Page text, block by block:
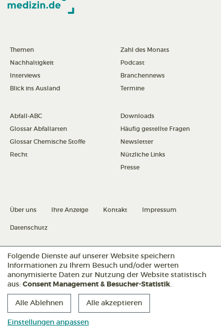
Themen
Nachhaltigkeit
Interviews
Blick ins Ausland
Zahl des Monats
Podcast
Branchennews
Termine
Abfall-ABC
Glossar Abfallarten
Glossar Chemische Stoffe
Recht
Downloads
Häufig gestellte Fragen
Newsletter
Nützliche Links
Presse
Über uns Ihre Anzeige Kontakt Impressum
Datenschutz
Datenschutz konfigurieren
Folgen Sie uns:
Folgende Dienste auf unserer Website speichern
Informationen zu Ihrem Besuch und/oder werten
anonymisierte Daten zur Nutzung der Website statistisch
aus: Consent Management & Besucher-Statistik.
Einstellungen anpassen
Alle Ablehnen Alle akzeptieren